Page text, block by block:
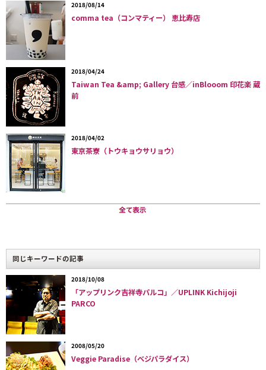
規模を拡大しての移転リニューアルオープンに踏み切ったという
わけだ。
「コンセプトは、ハリウッド映画をテーマとしたエンターテイン
メント・カフェ。渋谷は大手映画館もミニシアターも多い映画の
街ですから、映画館以外で映画ファンが楽しめる空間を作りたか
ったんです」とショップマネージャーの宮地慎一さん。
店舗面積はトイショップが7坪、カフェが45坪とかなり広い。赤
と黒、シルバーを基調とした近未来的なカフェスペースには、ET
やインディ・ジョーンズなどの実物大フィギュアやプロップ（映
画で使われる小道具）が展示されていたり、設置されたモニター
で話題作の予告編が上映されていたりと、随所にこだわりが見ら
れる。もちろんBGMもハリウッド映画のサウンドトラックだ。ま
たトイショップも、ハリウッド映画関連のグッズを中心とした品
「客層は若い女性や家族連れが中心ですが、熟年の映画ファンや
アメリカからの観光客のお客様も増えてきていますね。最終的に
はハリウッドスターが来日した際にお忍びで来店するような店に
したい、というのが夢なんです」（宮地さん）。
メジャー、マイナーという線引きが消滅し、サブカルチャーとハ
イカルチャーの境界がなくなったといわれる現在、トイショップ
と飲食店が一体化した同店の業態は、フィギュアに代表されるマ
2018/08/14
comma tea（コンマティー） 恵比寿店
2018/04/24
Taiwan Tea &amp; Gallery 台感／inBlooom 印花楽 蔵
前
2018/04/02
東京茶寮（トウキョウサリョウ）
同じキーワードの記事
2018/10/08
「アップリンク吉祥寺パルコ」／UPLINK Kichijoji
PARCO
2008/05/20
Veggie Paradise（ベジパラダイス）